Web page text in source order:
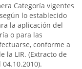
Categoría vigentes
lo establecido
la aplicación del
o para las
conforme a
la LIR. (Extracto de